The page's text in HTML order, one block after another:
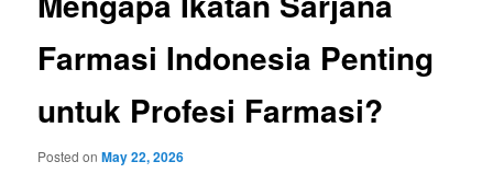
Farmasi Indonesia Penting
untuk Profesi Farmasi?
Posted onMay 22, 2026